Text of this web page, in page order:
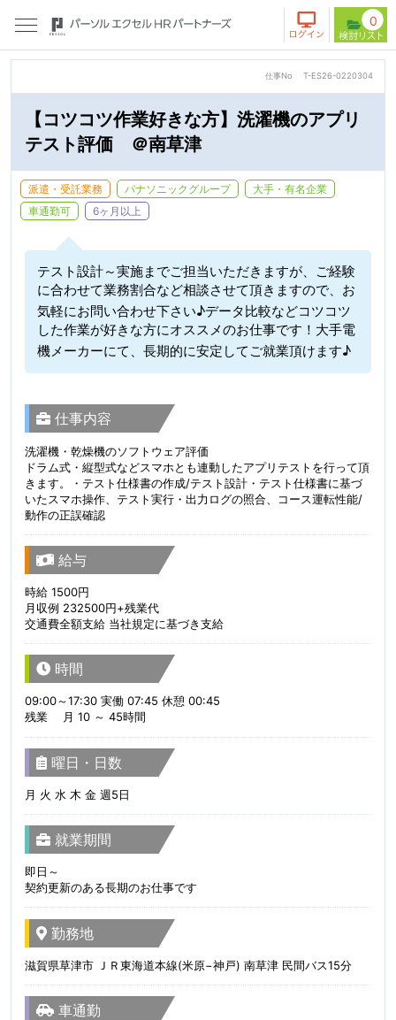
0
仕事No T-ES26-0220304
【コツコツ作業好きな方】洗濯機のアプリ
テスト評価 ＠南草津
派遣・受託業務 パナソニックグループ
大手・有名企業
車通勤可
6ヶ月以上
テスト設計～実施までご担当いただきますが、ご経験
に合わせて業務割合など相談させて頂きますので、お
気軽にお問い合わせ下さい♪データ比較などコツコツ
した作業が好きな方にオススメのお仕事です！大手電
機メーカーにて、長期的に安定してご就業頂けます♪
仕事内容
洗濯機・乾燥機のソフトウェア評価
ドラム式・縦型式などスマホとも連動したアプリテストを行って頂
きます。・テスト仕様書の作成/テスト設計・テスト仕様書に基づ
いたスマホ操作、テスト実行・出力ログの照合、コース運転性能/
動作の正誤確認
給与
時給 1500円
月収例 232500円+残業代
交通費全額支給 当社規定に基づき支給
時間
09:00～17:30 実働 07:45 休憩 00:45
残業 月 10 ～ 45時間
曜日・日数
月 火 水 木 金 週5日
就業期間
即日～
契約更新のある長期のお仕事です
勤務地
滋賀県草津市 ＪＲ東海道本線(米原−神戸) 南草津 民間バス15分
車通勤